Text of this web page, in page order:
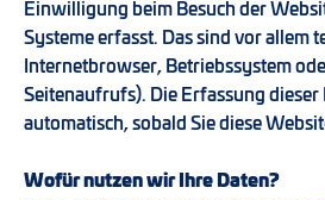
Einwilligung beim Besuch der
Systeme erfasst. Das sind vor allem
Internetbrowser, Betriebssystem
Seitenaufrufs). Die Erfassung
automatisch, sobald Sie diese
Wofür nutzen wir Ihre Daten?